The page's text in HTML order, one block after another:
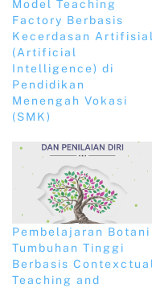
Model Teaching
Factory Berbasis
Kecerdasan Artifisial
(Artificial
Intelligence) di
Pendidikan
Menengah Vokasi
(SMK)
Pembelajaran Botani
Tumbuhan Tinggi
Berbasis Contexctual
Teaching and